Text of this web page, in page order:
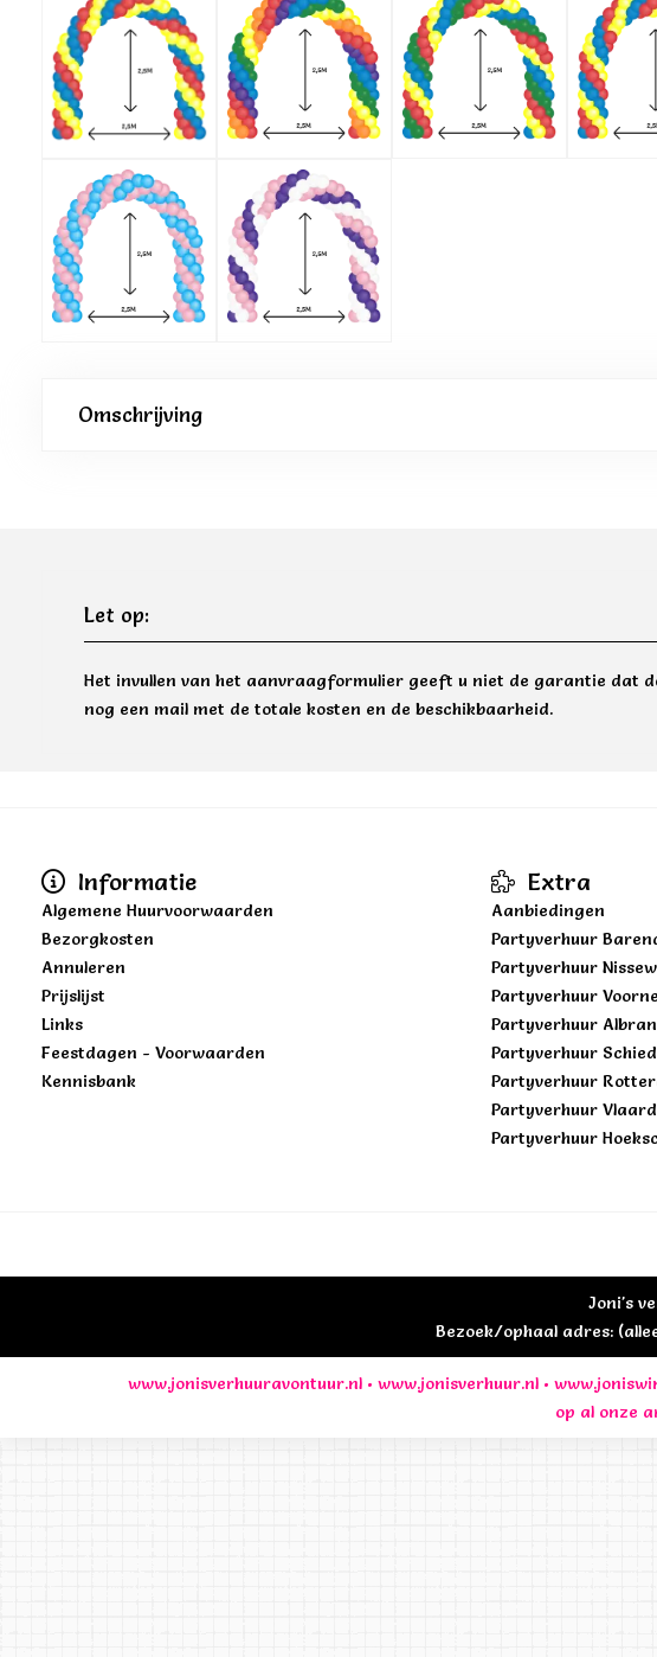
Omschrijving
Let op:
Het invullen van het aanvraagformulier geeft u niet de garantie dat
nog een mail met de totale kosten en de beschikbaarheid.
Informatie
Algemene Huurvoorwaarden
Bezorgkosten
Annuleren
Prijslijst
Links
Feestdagen - Voorwaarden
Kennisbank
Extra
Aanbiedingen
Partyverhuur
Partyverhuur
Partyverhuur
Partyverhuur
Partyverhuur
Partyverhuur
Partyverhuur
Partyverhuur
Joni's
Bezoek/ophaal adres:
www.jonisverhuuravontuur.nl • www.jonisverhuur.nl •
op al onze